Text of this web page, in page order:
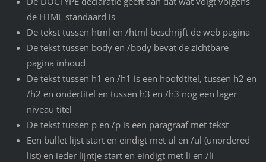
de HTML standaard is
De tekst tussen html en /html beschrijft de web pagina
De tekst tussen body en /body bevat de zichtbare
pagina inhoud
De tekst tussen h1 en /h1 is een hoofdtitel, tussen h2 en
/h2 en ondertitel en tussen h3 en /h3 nog een lager
niveau titel
De tekst tussen p en /p is een paragraaf met tekst
Een bullet lijst start en eindigt met ul en /ul (unordered
list) en ieder lijntje start en eindigt met li en /li